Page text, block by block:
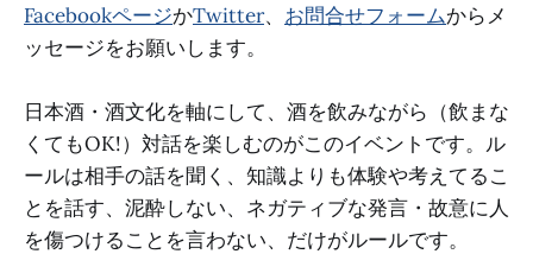
FacebookページかTwitter、 お問合せフォームからメ
ッセージをお願いします。
日本酒・酒文化を軸にして、酒を飲みながら（飲まな
くてもOK!）対話を楽しむのがこのイベントです。ル
ールは相手の話を聞く、知識よりも体験や考えてるこ
とを話す、泥酔しない、ネガティブな発言・故意に人
を傷つけることを言わない、だけがルールです。